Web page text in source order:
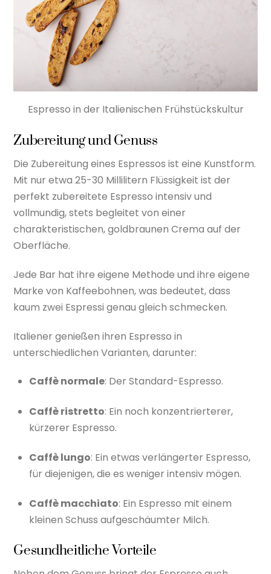
Espresso in der Italienischen Frühstückskultur
Zubereitung und Genuss
Die Zubereitung eines Espressos ist eine Kunstform.
Mit nur etwa 25-30 Millilitern Flüssigkeit ist der
perfekt zubereitete Espresso intensiv und
vollmundig, stets begleitet von einer
charakteristischen, goldbraunen Crema auf der
Oberfläche.
Jede Bar hat ihre eigene Methode und ihre eigene
Marke von Kaffeebohnen, was bedeutet, dass
kaum zwei Espressi genau gleich schmecken.
Italiener genießen ihren Espresso in
unterschiedlichen Varianten, darunter:
Caffè normale: Der Standard-Espresso.
Caffè ristretto: Ein noch konzentrierterer,
kürzerer Espresso.
Caffè lungo: Ein etwas verlängerter Espresso,
für diejenigen, die es weniger intensiv mögen.
Caffè macchiato: Ein Espresso mit einem
kleinen Schuss aufgeschäumter Milch.
Gesundheitliche Vorteile